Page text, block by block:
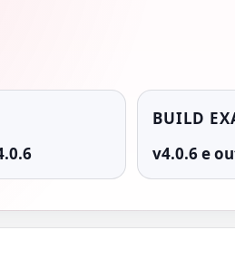
BUILD
v4.0.6 e